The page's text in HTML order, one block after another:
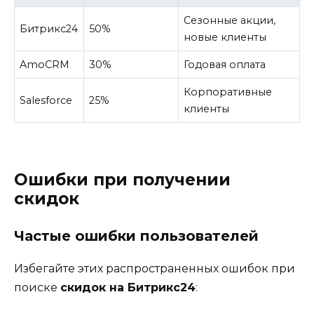
Битрикс24 50%
Сезонные акции,
новые клиенты
AmoCRM 30% Годовая оплата
Salesforce 25%
Корпоративные
клиенты
Ошибки при получении
скидок
Частые ошибки пользователей
Избегайте этих распространенных ошибок при
поиске скидок на Битрикс24: